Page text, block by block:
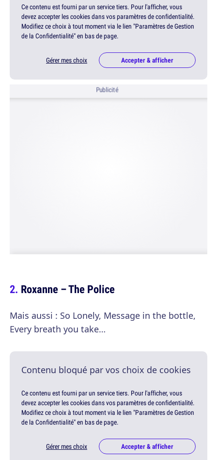
Ce contenu est fourni par un service tiers. Pour l'afficher, vous
devez accepter les cookies dans vos paramètres de confidentialité.
Modifiez ce choix à tout moment via le lien "Paramètres de Gestion
de la Confidentialité" en bas de page.
Gérer mes choix Accepter & afficher
Publicité
Roxanne – The Police
Mais aussi : So Lonely, Message in the bottle,
Every breath you take…
Contenu bloqué par vos choix de cookies
Ce contenu est fourni par un service tiers. Pour l'afficher, vous
devez accepter les cookies dans vos paramètres de confidentialité.
Modifiez ce choix à tout moment via le lien "Paramètres de Gestion
de la Confidentialité" en bas de page.
Gérer mes choix Accepter & afficher